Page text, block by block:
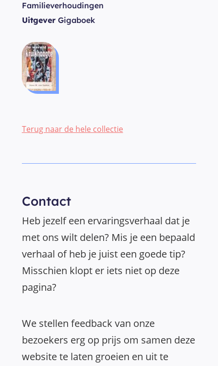
Familieverhoudingen
Uitgever Gigaboek
Terug naar de hele collectie
Contact
Heb jezelf een ervaringsverhaal dat je
met ons wilt delen? Mis je een bepaald
verhaal of heb je juist een goede tip?
Misschien klopt er iets niet op deze
pagina?
We stellen feedback van onze
bezoekers erg op prijs om samen deze
website te laten groeien en uit te